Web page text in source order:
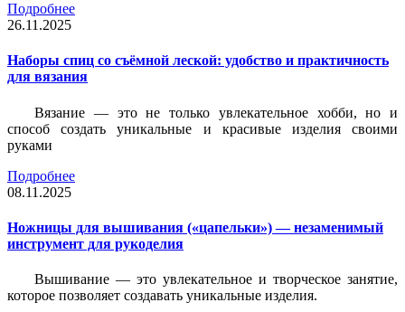
Подробнее
26.11.2025
Наборы спиц со съёмной леской: удобство и практичность
для вязания
Вязание — это не только увлекательное хобби, но и
способ создать уникальные и красивые изделия своими
руками
Подробнее
08.11.2025
Ножницы для вышивания («цапельки») — незаменимый
инструмент для рукоделия
Вышивание — это увлекательное и творческое занятие,
которое позволяет создавать уникальные изделия.